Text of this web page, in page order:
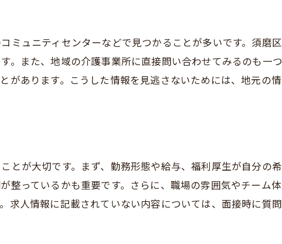
サポート内容
充実した職場の選び方
心できる働き方
介護職場を見つける
職場の条件とは
しないためのポイント
ミュニティセンターなどで見つかることが多いです。須磨
。また、地域の介護事業所に直接問い合わせてみるのも一
あります。こうした情報を見逃さないためには、地元の
が大切です。まず、勤務形態や給与、福利厚生が自分の
整っているかも重要です。さらに、職場の雰囲気やチーム
求人情報に記載されていない内容については、面接時に質